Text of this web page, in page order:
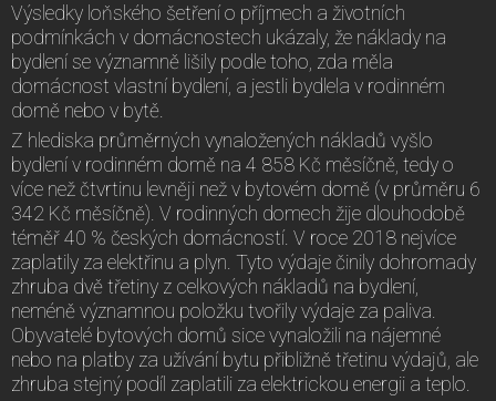
Výsledky loňského šetření o příjmech a životních
podmínkách v domácnostech ukázaly, že náklady na
bydlení se významně lišily podle toho, zda měla
domácnost vlastní bydlení, a jestli bydlela v rodinném
domě nebo v bytě.
Z hlediska průměrných vynaložených nákladů vyšlo
bydlení v rodinném domě na 4 858 Kč měsíčně, tedy o
více než čtvrtinu levněji než v bytovém domě (v průměru 6
342 Kč měsíčně). V rodinných domech žije dlouhodobě
téměř 40 % českých domácností. V roce 2018 nejvíce
zaplatily za elektřinu a plyn. Tyto výdaje činily dohromady
zhruba dvě třetiny z celkových nákladů na bydlení,
neméně významnou položku tvořily výdaje za paliva.
Obyvatelé bytových domů sice vynaložili na nájemné
nebo na platby za užívání bytu přibližně třetinu výdajů, ale
zhruba stejný podíl zaplatili za elektrickou energii a teplo.